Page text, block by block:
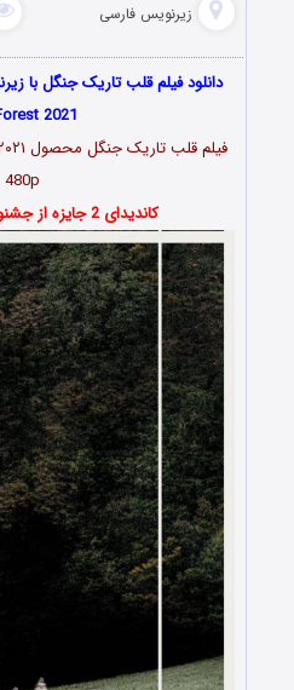
زیرنویس فارسی
2021
فیلمقلب تاریک جنگل محصول ۲۰۲۱
480p
کاندیدای 2 جایزه از جشنواره‌های بین‌المللی